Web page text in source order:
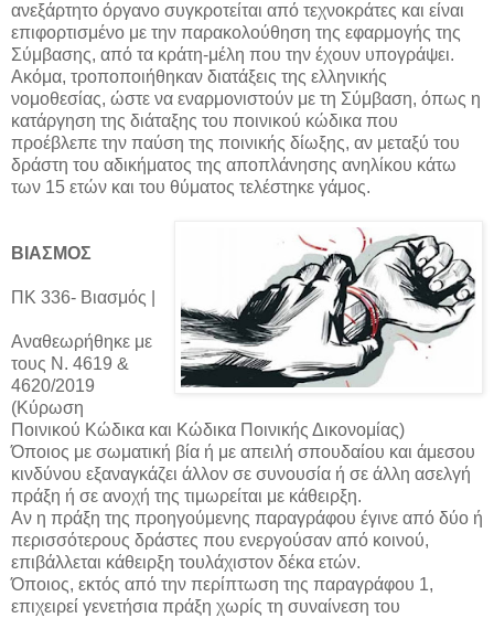
ανεξάρτητο όργανο συγκροτείται από τεχνοκράτες και είναι
επιφορτισμένο με την παρακολούθηση της εφαρμογής της
Σύμβασης, από τα κράτη-μέλη που την έχουν υπογράψει.
Ακόμα, τροποποιήθηκαν διατάξεις της ελληνικής
νομοθεσίας, ώστε να εναρμονιστούν με τη Σύμβαση, όπως η
κατάργηση της διάταξης του ποινικού κώδικα που
προέβλεπε την παύση της ποινικής δίωξης, αν μεταξύ του
δράστη του αδικήματος της αποπλάνησης ανηλίκου κάτω
των 15 ετών και του θύματος τελέστηκε γάμος.
ΒΙΑΣΜΟΣ
ΠΚ 336- Βιασμός |
Αναθεωρήθηκε με
τους Ν. 4619 &
4620/2019
(Κύρωση
Ποινικού Κώδικα και Κώδικα Ποινικής Δικονομίας)
Όποιος με σωματική βία ή με απειλή σπουδαίου και άμεσου
κινδύνου εξαναγκάζει άλλον σε συνουσία ή σε άλλη ασελγή
πράξη ή σε ανοχή της τιμωρείται με κάθειρξη.
Αν η πράξη της προηγούμενης παραγράφου έγινε από δύο ή
περισσότερους δράστες που ενεργούσαν από κοινού,
επιβάλλεται κάθειρξη τουλάχιστον δέκα ετών.
Όποιος, εκτός από την περίπτωση της παραγράφου 1,
επιχειρεί γενετήσια πράξη χωρίς τη συναίνεση του